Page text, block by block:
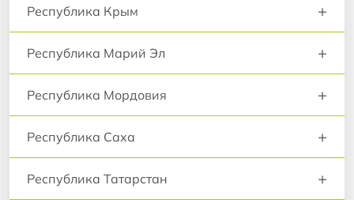
Республика Крым +
Республика Марий Эл +
Республика Мордовия +
Республика Саха +
Республика Татарстан +